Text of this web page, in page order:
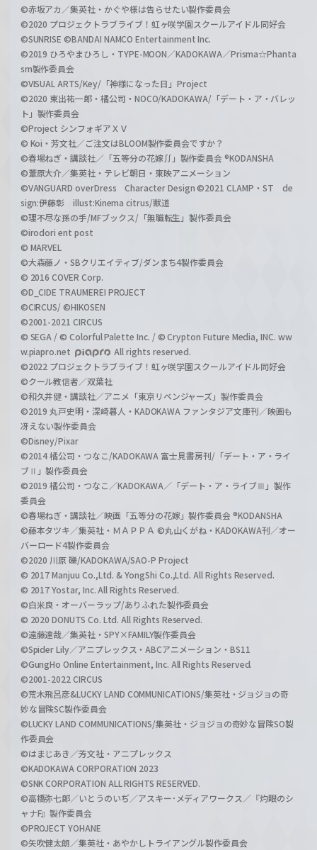
©赤坂アカ／集英社・かぐや様は告らせたい製作委員会
©2020 プロジェクトラブライブ！虹ヶ咲学園スクールアイドル同好会
©SUNRISE ©BANDAI NAMCO Entertainment Inc.
©2019 ひろやまひろし・TYPE-MOON／KADOKAWA／Prisma☆Phanta
sm製作委員会
©VISUAL ARTS/Key/「神様になった日」Project
©2020 東出祐一郎・橘公司・NOCO/KADOKAWA/「デート・ア・バレッ
ト」製作委員会
©Project シンフォギアＸＶ
© Koi・芳文社／ご注文はBLOOM製作委員会ですか？
©春場ねぎ・講談社／「五等分の花嫁∬」製作委員会 ®KODANSHA
©葦原大介／集英社・テレビ朝日・東映アニメーション
©VANGUARD overDress Character Design ©2021 CLAMP・ST de
sign:伊藤彰 illust:Kinema citrus/獣道
©理不尽な孫の手/MFブックス/「無職転生」製作委員会
©irodori ent post
© MARVEL
©大森藤ノ・SBクリエイティブ/ダンまち4製作委員会
© 2016 COVER Corp.
©D_CIDE TRAUMEREI PROJECT
©CIRCUS/ ©HIKOSEN
©2001-2021 CIRCUS
© SEGA / © Colorful Palette Inc. / © Crypton Future Media, INC. ww
w.piapro.net
All rights reserved.
©2022 プロジェクトラブライブ！虹ヶ咲学園スクールアイドル同好会
©クール教信者／双葉社
©和久井健・講談社／アニメ「東京リベンジャーズ」製作委員会
©2019 丸戸史明・深崎暮人・KADOKAWA ファンタジア文庫刊／映画も
冴えない製作委員会
©Disney/Pixar
©2014 橘公司・つなこ/KADOKAWA 富士見書房刊/「デート・ア・ライ
ブⅡ」製作委員会
©2019 橘公司・つなこ／KADOKAWA／「デート・ア・ライブⅢ」製作
委員会
©春場ねぎ・講談社／映画「五等分の花嫁」製作委員会 ®KODANSHA
©藤本タツキ／集英社・ＭＡＰＰＡ ©丸山くがね・KADOKAWA刊／オー
バーロード4製作委員会
©2020 川原 礫/KADOKAWA/SAO-P Project
© 2017 Manjuu Co.,Ltd. & YongShi Co.,Ltd. All Rights Reserved.
© 2017 Yostar, Inc. All Rights Reserved.
©白米良・オーバーラップ/ありふれた製作委員会
© 2020 DONUTS Co. Ltd. All Rights Reserved.
©遠藤達哉／集英社・SPY×FAMILY製作委員会
©Spider Lily／アニプレックス・ABCアニメーション・BS11
©GungHo Online Entertainment, Inc. All Rights Reserved.
©2001-2022 CIRCUS
©荒木飛呂彦&LUCKY LAND COMMUNICATIONS/集英社・ジョジョの奇
妙な冒険SC製作委員会
©LUCKY LAND COMMUNICATIONS/集英社・ジョジョの奇妙な冒険SO製
作委員会
©はまじあき／芳文社・アニプレックス
©KADOKAWA CORPORATION 2023
©SNK CORPORATION ALL RIGHTS RESERVED.
©高橋弥七郎／いとうのいぢ／アスキー･メディアワークス／『灼眼のシ
ャナF』製作委員会
©PROJECT YOHANE
©矢吹健太朗／集英社・あやかしトライアングル製作委員会